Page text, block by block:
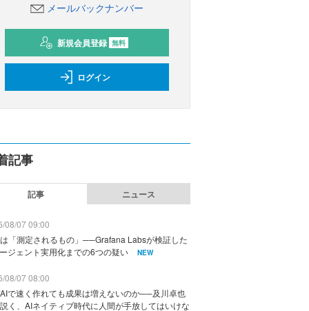
メールバックナンバー
新規会員登録 無料
ログイン
記事
記事 ニュース
08/07 09:00
「測定されるもの」──Grafana Labsが検証した
ジェント実用化までの6つの疑い
NEW
08/07 08:00
で速く作れても成果は増えないのか──及川卓也
く、AIネイティブ時代に人間が手放してはいけな